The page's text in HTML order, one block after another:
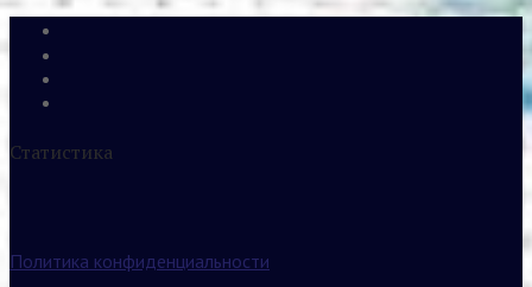
Статистика
Политика конфиденциальности